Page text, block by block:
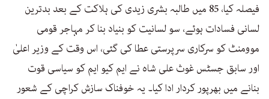
فیصلہ کیا، 85 میں طالبہ بشری زیدی کی ہلاکت کے بعد بدترین
لسانی فسادات ہوئے، سو لسانیت کو بنیاد بنا کر مہاجر قومی
موومنٹ کو سرکاری سرپرستی عطا کی گئی، اس وقت کے وزیر اعلیٰ
اور سابق جسٹس غوث علی شاہ نے ایم کیو ایم کو سیاسی قوت
بنانے میں بھرپور کردار ادا کیا۔ یہ خوفناک سازش کراچی کے شعور